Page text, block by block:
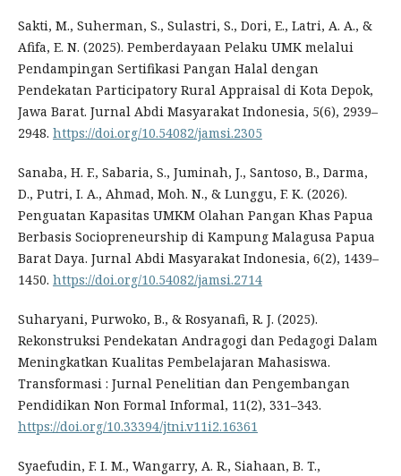
Sakti, M., Suherman, S., Sulastri, S., Dori, E., Latri, A. A., &
Afifa, E. N. (2025). Pemberdayaan Pelaku UMK melalui
Pendampingan Sertifikasi Pangan Halal dengan
Pendekatan Participatory Rural Appraisal di Kota Depok,
Jawa Barat. Jurnal Abdi Masyarakat Indonesia, 5(6), 2939–
2948. https://doi.org/10.54082/jamsi.2305
Sanaba, H. F., Sabaria, S., Juminah, J., Santoso, B., Darma,
D., Putri, I. A., Ahmad, Moh. N., & Lunggu, F. K. (2026).
Penguatan Kapasitas UMKM Olahan Pangan Khas Papua
Berbasis Sociopreneurship di Kampung Malagusa Papua
Barat Daya. Jurnal Abdi Masyarakat Indonesia, 6(2), 1439–
1450. https://doi.org/10.54082/jamsi.2714
Suharyani, Purwoko, B., & Rosyanafi, R. J. (2025).
Rekonstruksi Pendekatan Andragogi dan Pedagogi Dalam
Meningkatkan Kualitas Pembelajaran Mahasiswa.
Transformasi : Jurnal Penelitian dan Pengembangan
Pendidikan Non Formal Informal, 11(2), 331–343.
https://doi.org/10.33394/jtni.v11i2.16361
Syaefudin, F. I. M., Wangarry, A. R., Siahaan, B. T.,